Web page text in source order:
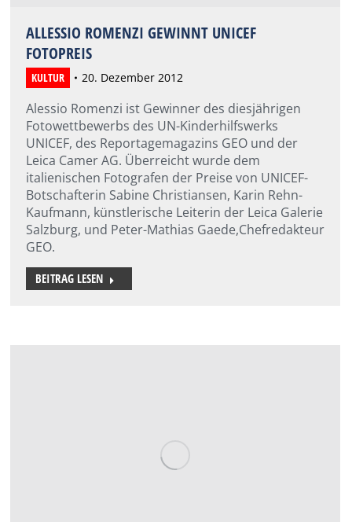
ALLESSIO ROMENZI GEWINNT UNICEF
FOTOPREIS
KULTUR 20. Dezember 2012
Alessio Romenzi ist Gewinner des diesjährigen
Fotowettbewerbs des UN-Kinderhilfswerks
UNICEF, des Reportagemagazins GEO und der
Leica Camer AG. Überreicht wurde dem
italienischen Fotografen der Preise von UNICEF-
Botschafterin Sabine Christiansen, Karin Rehn-
Kaufmann, künstlerische Leiterin der Leica Galerie
Salzburg, und Peter-Mathias Gaede,Chefredakteur
GEO.
BEITRAG LESEN